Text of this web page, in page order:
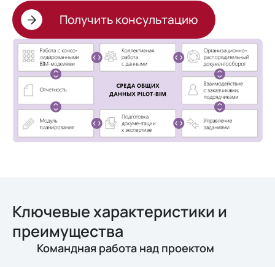
Получить консультацию
Ключевые характеристики и
преимущества
Командная работа над проектом